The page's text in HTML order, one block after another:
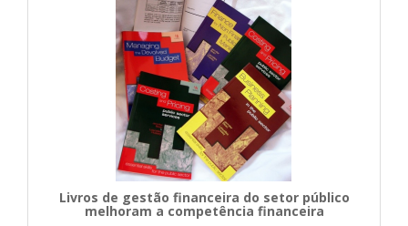
Livros de gestão financeira do setor público
melhoram a competência financeira